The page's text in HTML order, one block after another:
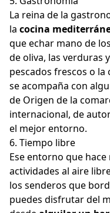
La reina de la
la cocina
que echar mano de
de oliva, las verduras
pescados frescos o
se acompaña con
de Origen de la
internacional, de
el mejor entorno.
6. Tiempo libre
Ese entorno que
actividades al aire
los senderos que
puedes disfrutar del